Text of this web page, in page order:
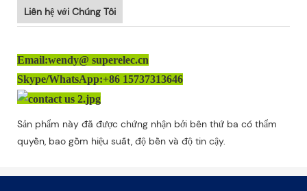
Liên hệ với Chúng Tôi
Email:wendy@ superelec.cn
Skype/WhatsApp:+86 15737313646
Sản phẩm này đã được chứng nhận bởi bên thứ ba có thẩm
quyền, bao gồm hiệu suất, độ bền và độ tin cậy.